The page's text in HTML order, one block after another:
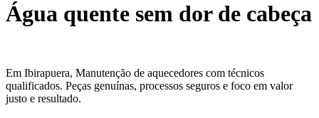
Água quente sem dor de cabeça
Em Ibirapuera, Manutenção de aquecedores com técnicos
qualificados. Peças genuínas, processos seguros e foco em valor
justo e resultado.